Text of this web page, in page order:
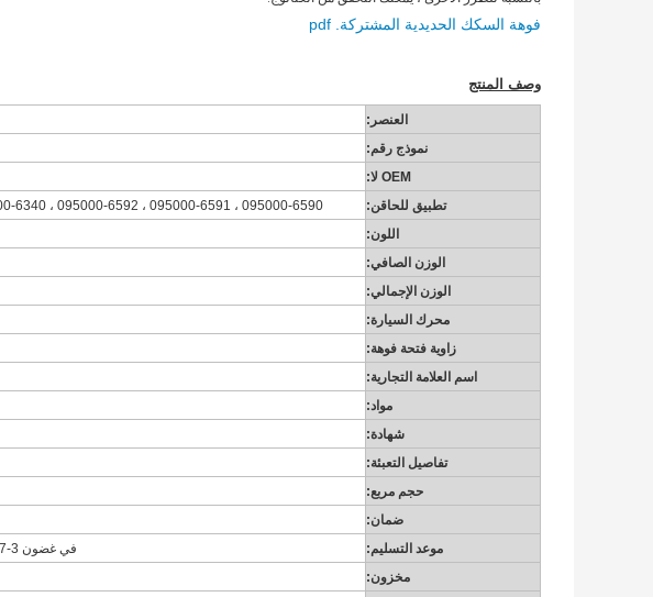
فوهة السكك الحديدية المشتركة. pdf
وصف المنتج
العنصر:
نموذج رقم:
OEM لا:
تطبيق للحاقن:
095000-6590 ، 095000-6591 ، 095000-6592 ، 095000-6340 ، 23670-E0010 ، 095000-6593 ، 095000-6594
اللون:
الوزن الصافي:
الوزن الإجمالي:
محرك السيارة:
زاوية فتحة فوهة:
اسم العلامة التجارية:
مواد:
شهادة:
تفاصيل التعبئة:
حجم مربع:
ضمان:
موعد التسليم:
في غضون 3-7 أيام بعد الدفع ، يمكنك استلام البضائع في غضون 7-15 يومًا.
مخزون: